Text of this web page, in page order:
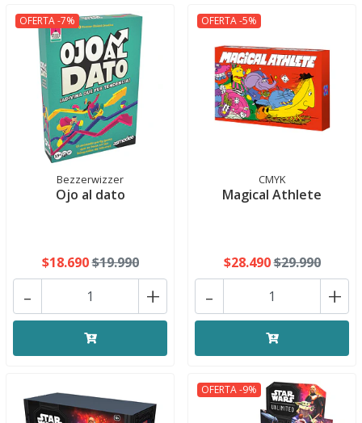
OFERTA -7%
Bezzerwizzer
Ojo al dato
$18.690$19.990
+
-
OFERTA -5%
CMYK
Magical Athlete
$28.490$29.990
+
-
OFERTA -9%